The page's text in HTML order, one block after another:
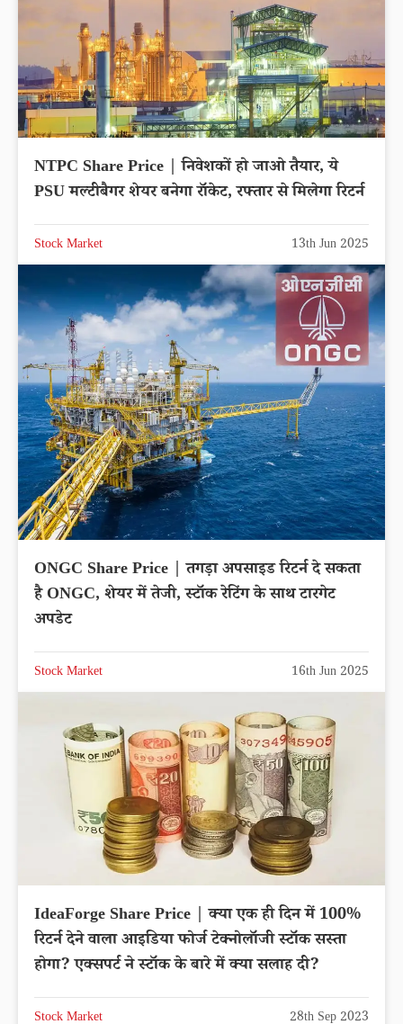
NTPC Share Price | निवेशकों हो जाओ तैयार, ये
PSU मल्टीबैगर शेयर बनेगा रॉकेट, रफ्तार से मिलेगा रिटर्न
Stock Market 13th Jun 2025
ONGC Share Price | तगड़ा अपसाइड रिटर्न दे सकता
है ONGC, शेयर में तेजी, स्टॉक रेटिंग के साथ टारगेट
अपडेट
Stock Market 16th Jun 2025
IdeaForge Share Price | क्या एक ही दिन में 100%
रिटर्न देने वाला आइडिया फोर्ज टेक्नोलॉजी स्टॉक सस्ता
होगा? एक्सपर्ट ने स्टॉक के बारे में क्या सलाह दी?
Stock Market 28th Sep 2023